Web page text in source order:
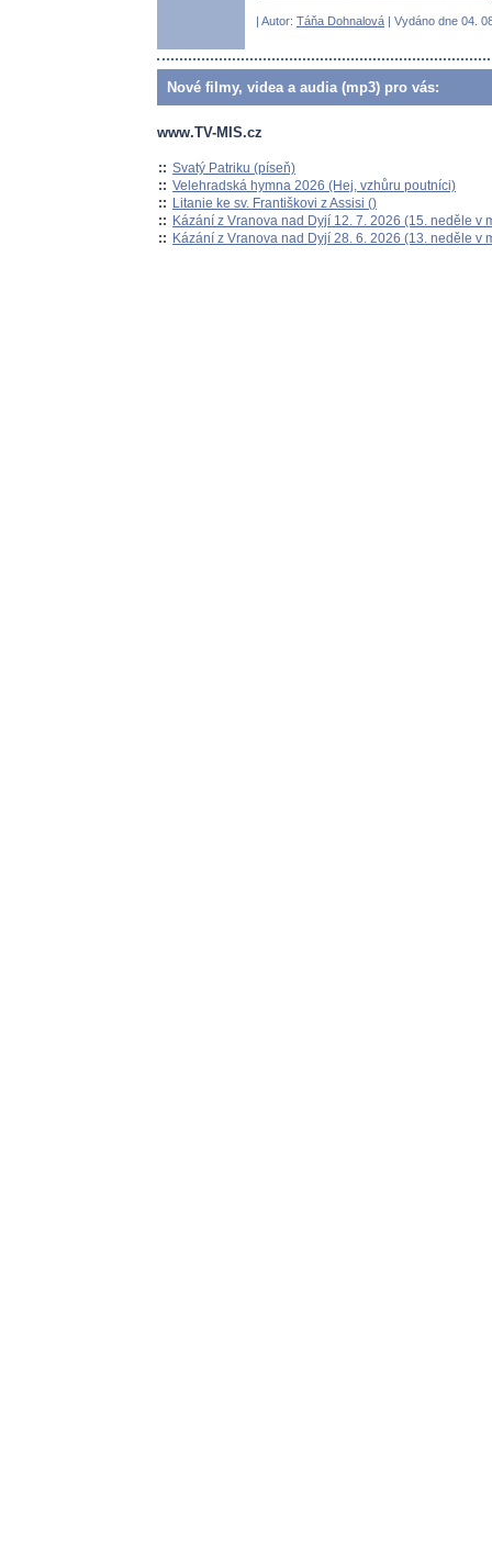
| Autor: Táňa Dohnalová | Vydáno dne 04.
Nové filmy, videa a audia (mp3) pro vás:
www.TV-MIS.cz
:: Svatý Patriku (píseň)
:: Velehradská hymna 2026 (Hej, vzhůru poutníci)
:: Litanie ke sv. Františkovi z Assisi ()
:: Kázání z Vranova nad Dyjí 12. 7. 2026 (15. neděle v
:: Kázání z Vranova nad Dyjí 28. 6. 2026 (13. neděle v